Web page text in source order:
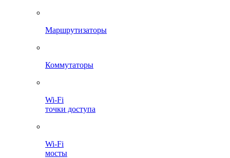
Маршрутизаторы
Коммутаторы
Wi-Fi
точки доступа
Wi-Fi
мосты